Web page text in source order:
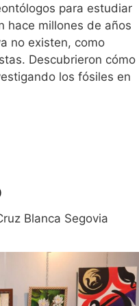
para estudiar
hace millones de años
no existen, como
Descubrieron cómo
los fósiles en
Blanca Segovia